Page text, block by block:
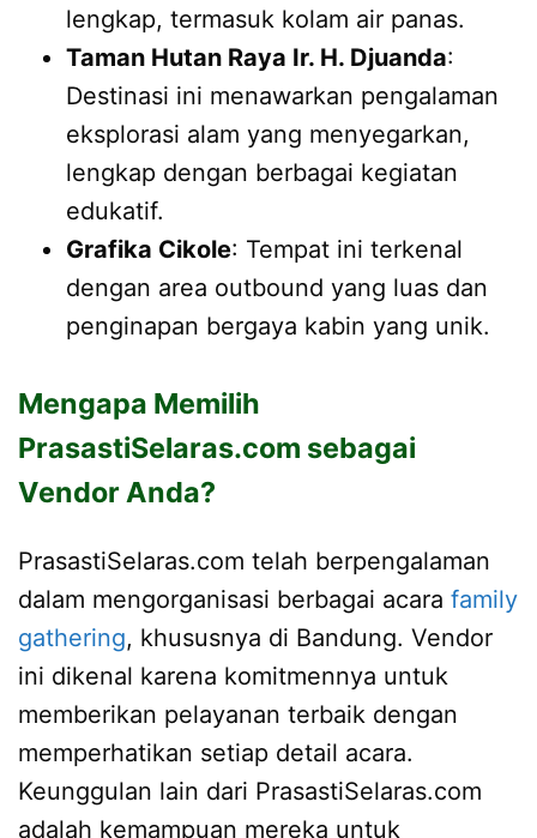
lengkap, termasuk kolam air panas.
Taman Hutan Raya Ir. H. Djuanda:
Destinasi ini menawarkan pengalaman
eksplorasi alam yang menyegarkan,
lengkap dengan berbagai kegiatan
edukatif.
Grafika Cikole: Tempat ini terkenal
dengan area outbound yang luas dan
penginapan bergaya kabin yang unik.
Mengapa Memilih
PrasastiSelaras.com sebagai
Vendor Anda?
PrasastiSelaras.com telah berpengalaman
dalam mengorganisasi berbagai acara family
gathering, khususnya di Bandung. Vendor
ini dikenal karena komitmennya untuk
memberikan pelayanan terbaik dengan
memperhatikan setiap detail acara.
Keunggulan lain dari PrasastiSelaras.com
adalah kemampuan mereka untuk